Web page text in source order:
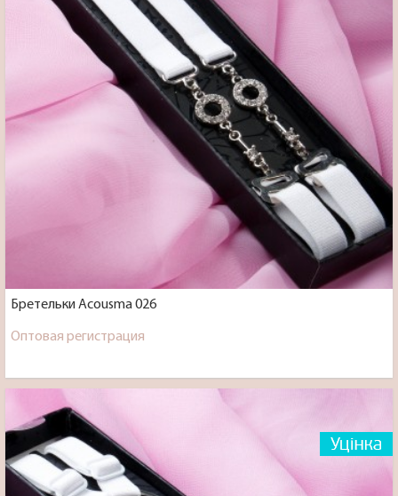
Бретельки Acousma 026
Оптовая регистрация